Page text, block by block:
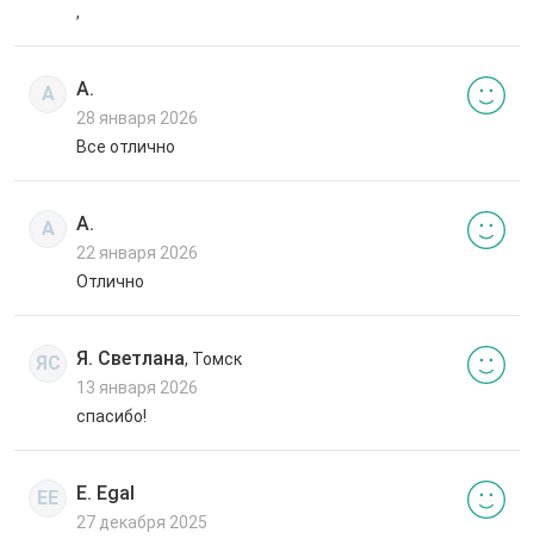
,
А А.
28 января 2026
Все отлично
А А.
22 января 2026
Отлично
ЯС Я. Светлана, Томск
13 января 2026
спасибо!
EE E. Egal
27 декабря 2025